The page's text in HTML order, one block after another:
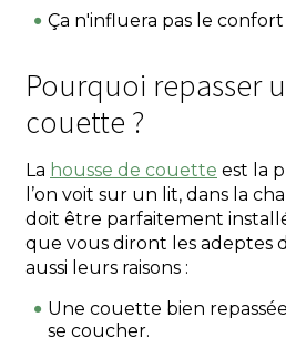
Ça n'influera pas le
Pourquoi repasser
couette ?
La housse de couette est la
l’on voit sur un lit, dans la
doit être parfaitement
que vous diront les adeptes
aussi leurs raisons :
Une couette bien
se coucher.